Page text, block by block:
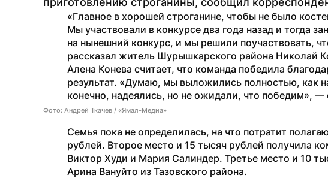
«Главное в хорошей строганине, чтобы не было
Мы участвовали в конкурсе два года назад и тогда
на нынешний конкурс, и мы решили поучаствовать,
рассказал житель Шурышкарского района Николай
Алена Конева считает, что команда победила
результат. «Думаю, мы выложились полностью, как
конечно, надеялись, но не ожидали, что победим», —
Фото: Андрей Ткачев / «Ямал-Медиа»
Семья пока не определилась, на что потратит
рублей. Второе место и 15 тысяч рублей получила
Виктор Худи и Мария Салиндер. Третье место и 10
Арина Вануйто из Тазовского района.